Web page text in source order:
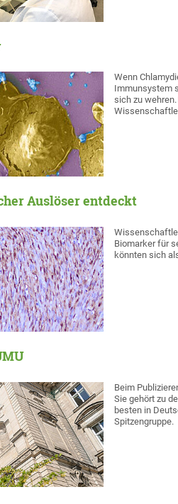
Wenn
Immunsystem
sich zu
Auslöser entdeckt
Biomarker für
könnten sich
Beim
Sie gehört zu
besten in
Spitzengruppe.